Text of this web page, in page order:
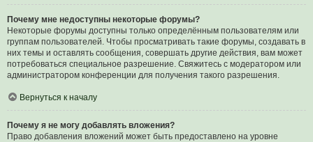
Почему мне недоступны некоторые форумы?
Некоторые форумы доступны только определённым пользователям или
группам пользователей. Чтобы просматривать такие форумы, создавать в
них темы и оставлять сообщения, совершать другие действия, вам может
потребоваться специальное разрешение. Свяжитесь с модератором или
администратором конференции для получения такого разрешения.
Вернуться к началу
Почему я не могу добавлять вложения?
Право добавления вложений может быть предоставлено на уровне